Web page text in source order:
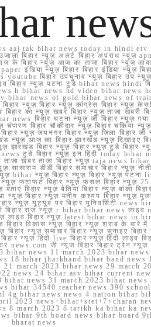
tak bihar news today in hindi etv
बिहार न्यूज़ अलर्ट बिहार अपराध
न्यूज़ आज का ताजा बिहार न्यूज़
न्यूज़ बिहार बिहार इंडिया न्यूज़
बिहार उपचुनाव न्यूज़ बिहार उप न्यूज़
बिहार न्यूज़ पटना टुडे bihar news hindi
news h bihar news hd video bihar
bihar news of gold bihar news of
न्यूज़ बिहार न्यूज़ कांग्रेस बिहार न्यूज़
का न्यूज़ खबर बिहार न्यूज़ ताजा खबरी
news बिहार घटना न्यूज़ जी बिहार
बिहार चौकीदार न्यूज़ बिहार
न्यूज़ जयनगर बिहार न्यूज़ जिला बिहार जी
न्यूज़ आज का बिहार झारखंड न्यूज़
बिहार न्यूज़ बिहार न्यूज़ टुडे बिहार
टुडे बिहार न्यूज़ इन हिंदी today
खबर ताजा बिहार न्यूज़ taja news bihar
डीडी बिहार समाचार बिहार न्यूज़
bihar न्यूज़ बिहार न्यूज़ बिहार न्यूज़ पटना
फटाफट बिहार न्यूज़ फसल बिहार न्यूज़
बिहार न्यूज़ बेतिया बिहार न्यूज़ बांका
बिहार न्यूज़ मनीष कश्यप बिहार न्यूज़
न्यूज़ यूट्यूब पर बिहार यूनिवर्सिटी news
बिहार राज न्यूज़ r bihar bihar news
लाइव बिहार न्यूज़ latest bihar news in
विकास न्यूज़ बिहार न्यूज़ शराब के बारे
न्यूज़ समाचार बिहार न्यूज़ सुनाइए बिहार
हिंदी live बिहार न्यूज़ हिंदी लाइव
बिहार news.com जी न्यूज बिहार बिहार
news 11 march 2023 bihar
bihar jharkhand bihar band
21 march 2023 bihar news 29
news 24 bihar asv bihar current
news 31 march 2023 bihar
34540 teacher news 390
bihar news news 4 nation bihar
news+bihar+stet+7+charan
march 2023 8 tarikh ka bihar ka
bihar 9th board news bihar board
bharat news